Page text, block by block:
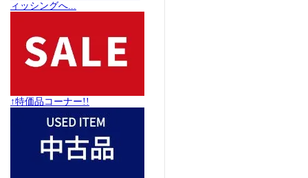
ィッシングへ...
↑特価品コーナー!!